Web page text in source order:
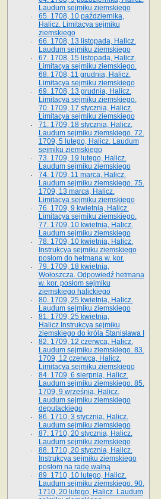
Laudum sejmiku ziemskiego
65­. 1708, 10 października,
Halicz. Limitacya sejmiku
ziemskiego
66. 1708, 13 listopada, Halicz.
Laudum sejmiku ziemskiego
67. 1708, 15 listopada, Halicz.
Limitacya sejmiku ziemskiego.
68. 1708, 11 grudnia, Halicz.
Limitacya sejmiku ziemskiego
69. 1708, 13 grudnia, Halicz.
Limitacya sejmiku ziemskiego.
70. 1709, 17 stycznia, Halicz.
Limitacya sejmiku ziemskiego
71. 1709, 18 stycznia, Halicz.
Laudum sejmiku ziemskiego. 72.
1709, 5 lutego, Halicz. Laudum
sejmiku ziemskiego
73. 1709, 19 lutego, Halicz.
Laudum sejmiku ziemskiego
74. 1709, 11 marca, Halicz.
Laudum sejmiku ziemskiego. 75.
1709, 13 marca, Halicz.
Limitacya sejmiku ziemskiego
76. 1709, 9 kwietnia, Halicz.
Limitacya sejmiku ziemskiego.
77. 1709, 10 kwietnia, Halicz.
Laudum sejmiku ziemskiego
78. 1709, 10 kwietnia, Halicz.
Instrukcya sejmiku ziemskiego
posłom do hetmana w. kor.
79. 1709, 18 kwietnia,
Wołoszcza. Odpowiedź hetmana
w. kor. posłom sejmiku
ziemskiego halickiego
80. 1709, 25 kwietnia, Halicz.
Laudum sejmiku ziemskiego
81. 1709, 25 kwietnia,
Halicz.Instrukcya sejmiku
ziemskiego do króla Stanisława I
82. 1709, 12 czerwca, Halicz.
Laudum sejmiku ziemskiego. 83.
1709, 12 czerwca, Halicz.
Limitacya sejmiku ziemskiego
84. 1709, 6 sierpnia, Halicz.
Laudum sejmiku ziemskiego. 85.
1709, 9 września, Halicz.
Laudum sejmiku ziemskiego
deputackiego
86. 1710, 3 stycznia, Halicz.
Laudum sejmiku ziemskiego
87. 1710, 20 stycznia, Halicz.
Laudum sejmiku ziemskiego
88. 1710, 20 stycznia, Halicz.
Instrukcya sejmiku ziemskiego
posłom na radę walną
89. 1710, 10 lutego, Halicz.
Laudum sejmiku ziemskiego. 90.
1710, 20 lutego, Halicz. Laudum